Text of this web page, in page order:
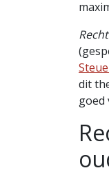
dit
goed